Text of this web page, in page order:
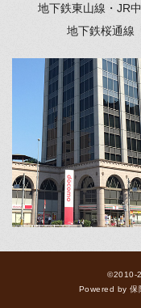
地下鉄東山線・JR
地下鉄桜通線
©2010-
Powered by保